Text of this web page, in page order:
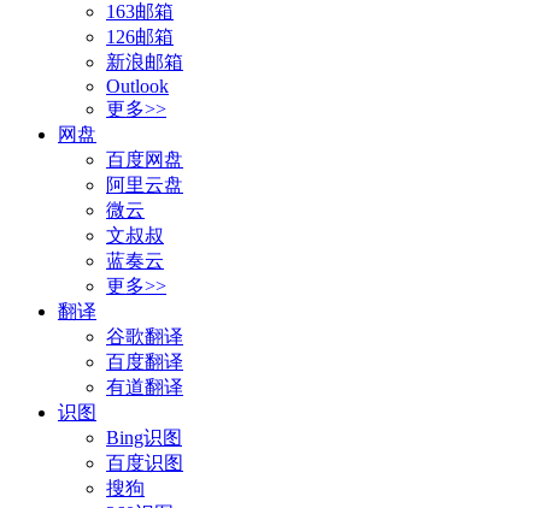
163邮箱
126邮箱
新浪邮箱
Outlook
更多>>
网盘
百度网盘
阿里云盘
微云
文叔叔
蓝奏云
更多>>
翻译
谷歌翻译
百度翻译
有道翻译
识图
Bing识图
百度识图
搜狗